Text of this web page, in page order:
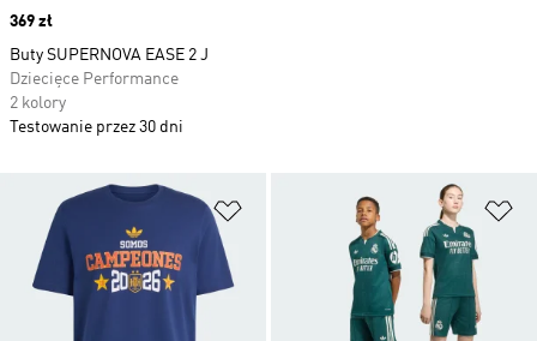
Dodaj do listy życzeń
Price
369 zł
Buty SUPERNOVA EASE 2 J
Dziecięce Performance
2 kolory
Testowanie przez 30 dni